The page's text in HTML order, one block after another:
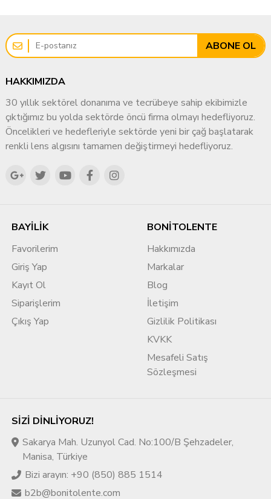
ABONE OL
HAKKIMIZDA
30 yıllık sektörel donanıma ve tecrübeye sahip ekibimizle
çıktığımız bu yolda sektörde öncü firma olmayı hedefliyoruz.
Öncelikleri ve hedefleriyle sektörde yeni bir çağ başlatarak
renkli lens algısını tamamen değiştirmeyi hedefliyoruz.
BAYİLİK
Favorilerim
Giriş Yap
Kayıt Ol
Siparişlerim
Çıkış Yap
BONİTOLENTE
Hakkımızda
Markalar
Blog
İletişim
Gizlilik Politikası
KVKK
Mesafeli Satış
Sözleşmesi
SIZI DINLIYORUZ!
Sakarya Mah. Uzunyol Cad. No:100/B Şehzadeler,
Manisa, Türkiye
Bizi arayın: +90 (850) 885 1514
b2b@bonitolente.com